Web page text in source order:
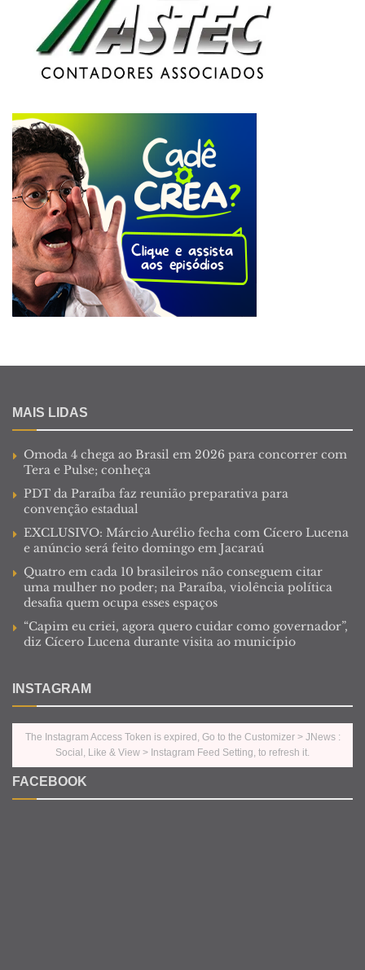
MAIS LIDAS
Omoda 4 chega ao Brasil em 2026 para concorrer com
Tera e Pulse; conheça
PDT da Paraíba faz reunião preparativa para
convenção estadual
EXCLUSIVO: Márcio Aurélio fecha com Cícero Lucena
e anúncio será feito domingo em Jacaraú
Quatro em cada 10 brasileiros não conseguem citar
uma mulher no poder; na Paraíba, violência política
desafia quem ocupa esses espaços
“Capim eu criei, agora quero cuidar como governador”,
diz Cícero Lucena durante visita ao município
INSTAGRAM
The Instagram Access Token is expired, Go to the Customizer > JNews :
Social, Like & View > Instagram Feed Setting, to refresh it.
FACEBOOK